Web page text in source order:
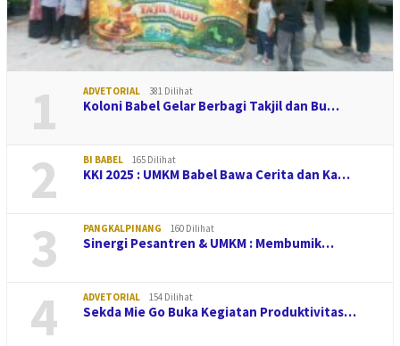
1 ADVETORIAL 381 Dilihat
Koloni Babel Gelar Berbagi Takjil dan Bu…
2 BI BABEL 165 Dilihat
KKI 2025 : UMKM Babel Bawa Cerita dan Ka…
3 PANGKALPINANG 160 Dilihat
Sinergi Pesantren & UMKM : Membumik…
4 ADVETORIAL 154 Dilihat
Sekda Mie Go Buka Kegiatan Produktivitas…